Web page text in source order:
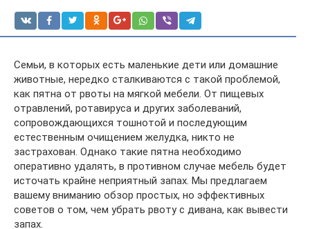
Семьи, в которых есть маленькие дети или домашние
животные, нередко сталкиваются с такой проблемой,
как пятна от рвоты на мягкой мебели. От пищевых
отравлений, ротавируса и других заболеваний,
сопровождающихся тошнотой и последующим
естественным очищением желудка, никто не
застрахован. Однако такие пятна необходимо
оперативно удалять, в противном случае мебель будет
источать крайне неприятный запах. Мы предлагаем
вашему вниманию обзор простых, но эффективных
советов о том, чем убрать рвоту с дивана, как вывести
запах.